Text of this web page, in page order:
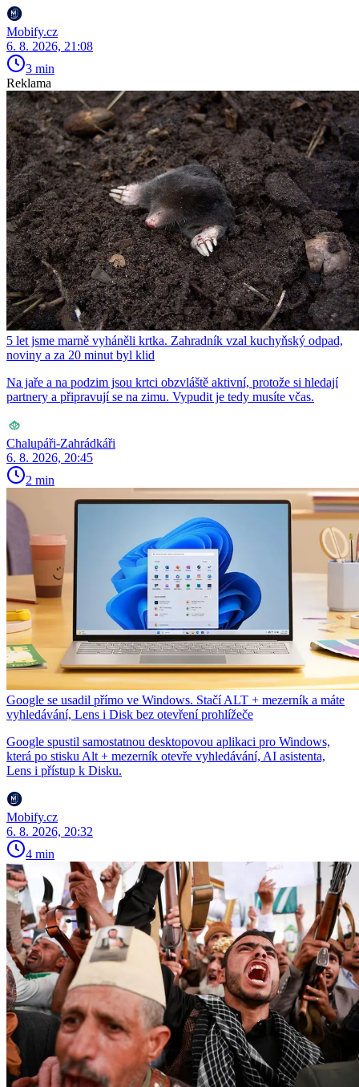
Mobify.cz
6. 8. 2026, 21:08
3 min
Reklama
5 let jsme marně vyháněli krtka. Zahradník vzal kuchyňský odpad,
noviny a za 20 minut byl klid
Na jaře a na podzim jsou krtci obzvláště aktivní, protože si hledají
partnery a připravují se na zimu. Vypudit je tedy musíte včas.
Chalupáři-Zahrádkáři
6. 8. 2026, 20:45
2 min
Google se usadil přímo ve Windows. Stačí ALT + mezerník a máte
vyhledávání, Lens i Disk bez otevření prohlížeče
Google spustil samostatnou desktopovou aplikaci pro Windows,
která po stisku Alt + mezerník otevře vyhledávání, AI asistenta,
Lens i přístup k Disku.
Mobify.cz
6. 8. 2026, 20:32
4 min